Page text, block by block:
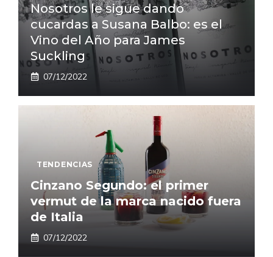
Nosotros le sigue dando
cucardas a Susana Balbo: es el
Vino del Año para James
Suckling
07/12/2022
TENDENCIAS
Cinzano Segundo: el primer
vermut de la marca nacido fuera
de Italia
07/12/2022